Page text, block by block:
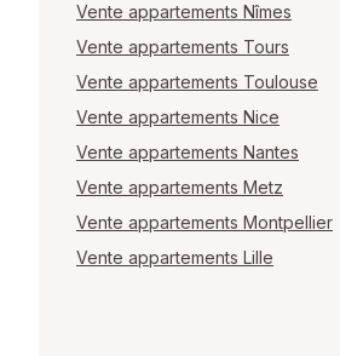
Vente appartements Nîmes
Vente appartements Tours
Vente appartements Toulouse
Vente appartements Nice
Vente appartements Nantes
Vente appartements Metz
Vente appartements Montpellier
Vente appartements Lille